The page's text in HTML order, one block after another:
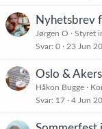
Nyhetsbrev
Jørgen O
Styret
Svar 0 23 Jun
Oslo &
Håkon Bugge
Svar 17 4 Jun